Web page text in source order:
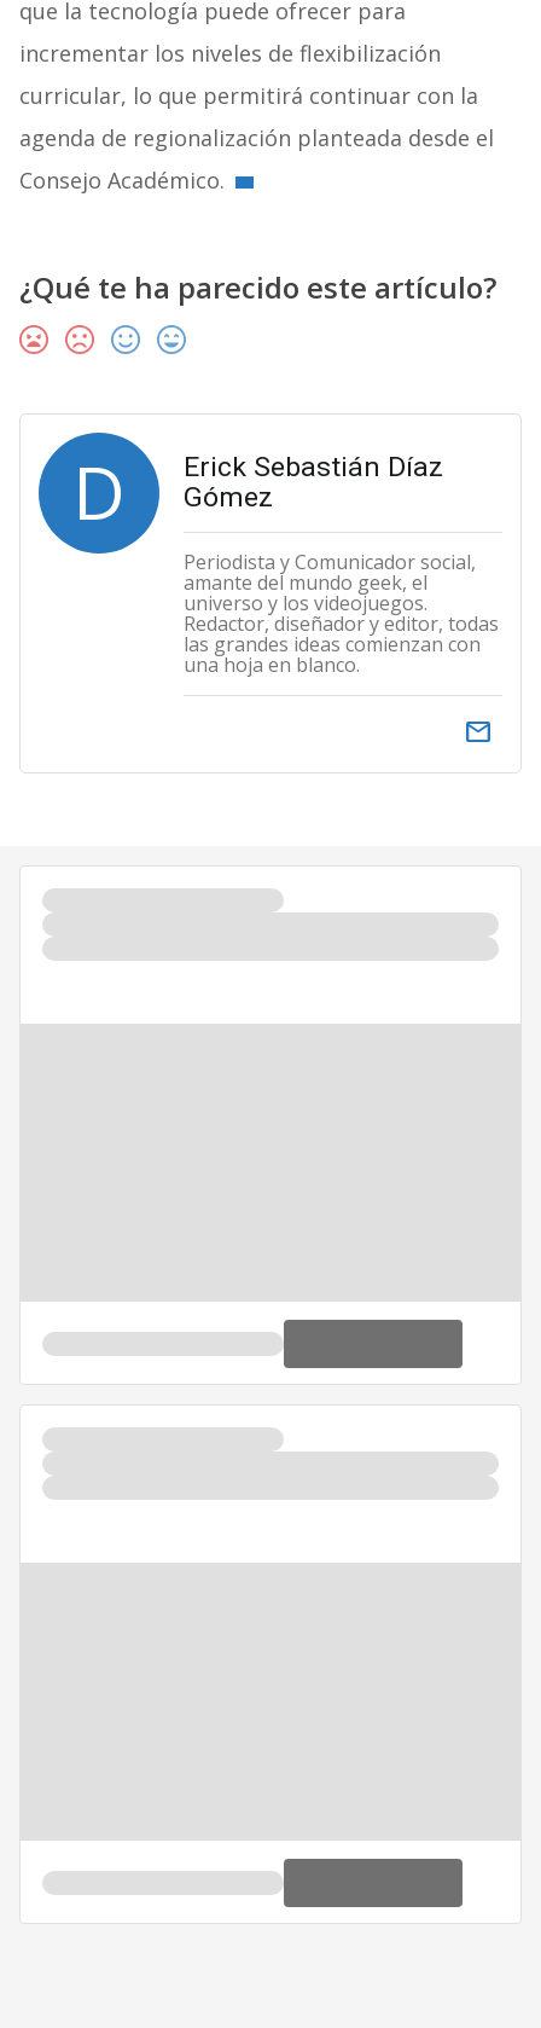
que la tecnología puede ofrecer para
incrementar los niveles de flexibilización
curricular, lo que permitirá continuar con la
agenda de regionalización planteada desde el
Consejo Académico.
¿Qué te ha parecido este artículo?
D
Erick Sebastián Díaz
Gómez
Periodista y Comunicador social,
amante del mundo geek, el
universo y los videojuegos.
Redactor, diseñador y editor, todas
las grandes ideas comienzan con
una hoja en blanco.
email